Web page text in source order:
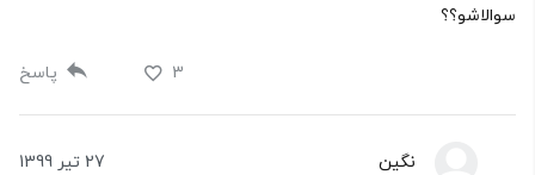
سوالاشو؟؟
3 پاسخ
نگین 27 تیر 1399